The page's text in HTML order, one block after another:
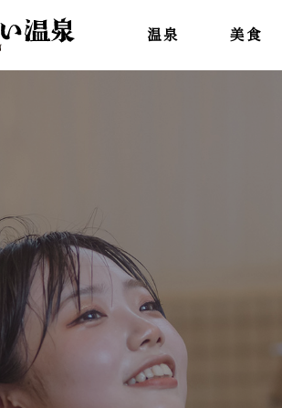
いわない温泉温泉 美食